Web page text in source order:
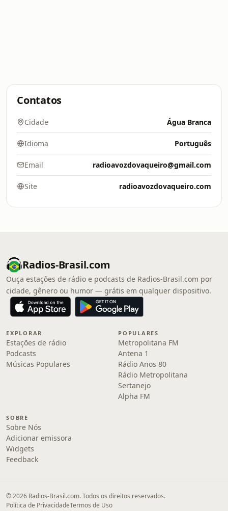
Contatos
Cidade Água Branca
Idioma Português
Email radioavozdovaqueiro@gmail.com
Site radioavozdovaqueiro.com
Radios-Brasil.com
Ouça estações de rádio e podcasts de Radios-Brasil.com por
cidade, gênero ou humor — grátis em qualquer dispositivo.
EXPLORAR
Estações de rádio
Podcasts
Músicas Populares
POPULARES
Metropolitana FM
Antena 1
Rádio Anos 80
Rádio Metropolitana
Sertanejo
Alpha FM
SOBRE
Sobre Nós
Adicionar emissora
Widgets
Feedback
© 2026 Radios-Brasil.com. Todos os direitos reservados.
Política de PrivacidadeTermos de Uso